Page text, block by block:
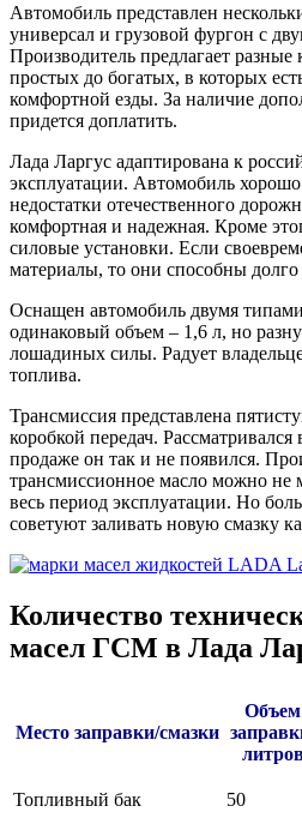
Автомобиль представлен
универсал и грузовой фургон с
Производитель предлагает
простых до богатых, в которых
комфортной езды. За наличие
придется доплатить.
Лада Ларгус адаптирована к
эксплуатации. Автомобиль
недостатки отечественного
комфортная и надежная. Кроме
силовые установки. Если
материалы, то они способны
Оснащен автомобиль двумя
одинаковый объем – 1,6 л, но
лошадиных силы. Радует
топлива.
Трансмиссия представлена
коробкой передач.
продаже он так и не появился.
трансмиссионное масло можно не
весь период эксплуатации. Но
советуют заливать новую смазку
Количество
масел ГСМ в Лада
Место заправки/смазки
Объем
Топливный бак 50